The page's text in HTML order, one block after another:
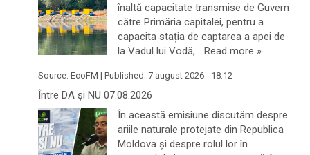
înaltă capacitate transmise de Guvern
către Primăria capitalei, pentru a
capacita stația de captarea a apei de
la Vadul lui Vodă,… Read more »
Source: EcoFM | Published: 7 august 2026 - 18:12
Între DA și NU 07.08.2026
În această emisiune discutăm despre
ariile naturale protejate din Republica
Moldova și despre rolul lor în